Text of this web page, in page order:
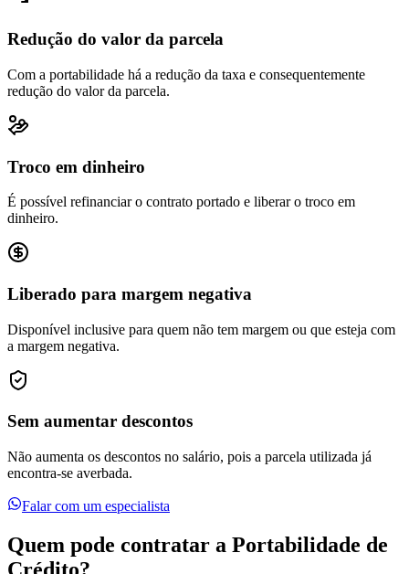
Redução do valor da parcela
Com a portabilidade há a redução da taxa e consequentemente
redução do valor da parcela.
Troco em dinheiro
É possível refinanciar o contrato portado e liberar o troco em
dinheiro.
Liberado para margem negativa
Disponível inclusive para quem não tem margem ou que esteja com
a margem negativa.
Sem aumentar descontos
Não aumenta os descontos no salário, pois a parcela utilizada já
encontra-se averbada.
Falar com um especialista
Quem pode contratar a Portabilidade de